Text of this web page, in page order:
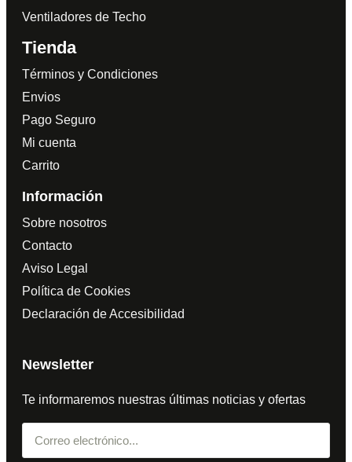
Ventiladores de Techo
Tienda
Términos y Condiciones
Envios
Pago Seguro
Mi cuenta
Carrito
Información
Sobre nosotros
Contacto
Aviso Legal
Política de Cookies
Declaración de Accesibilidad
Newsletter
Te informaremos nuestras últimas noticias y ofertas